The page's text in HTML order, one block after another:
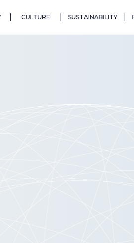
CULTURE SUSTAINABILITY